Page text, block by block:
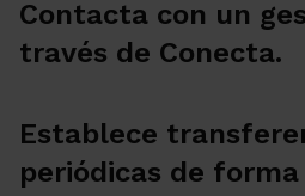
Contacta con un
través de Conecta.
Establece
periódicas de